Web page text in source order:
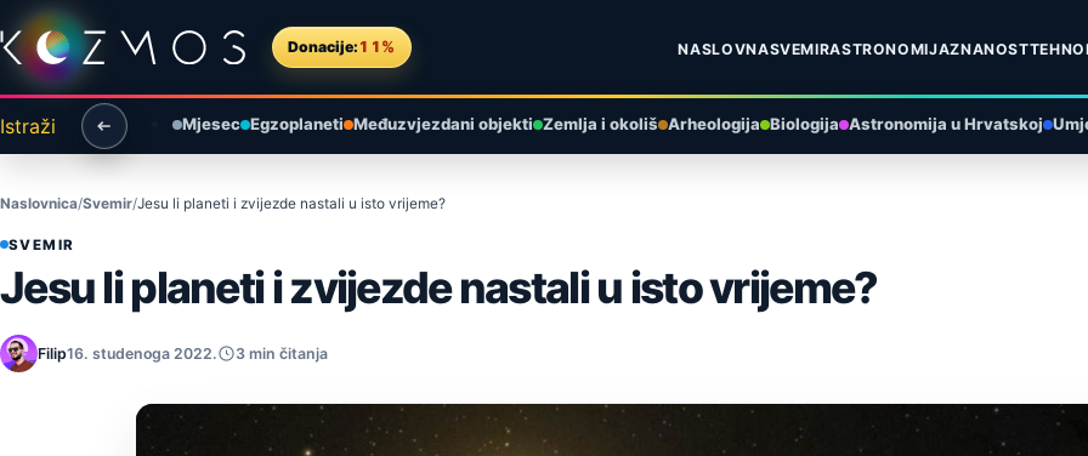
Preskoči na sadržaj
Donacije: 11% NASLOVNASVEMIRASTRONOMIJAZNANOST
Istraži Mjesec Egzoplaneti Međuzvjezdani objekti Zemlja i okoliš Arheologija Biologija Astronomija u Hrvatskoj
Naslovnica Svemir Jesu li planeti i zvijezde nastali u isto vrijeme?
SVEMIR
Jesu li planeti i zvijezde nastali u isto vrijeme?
Filip16. studenoga 2022. 3 min čitanja